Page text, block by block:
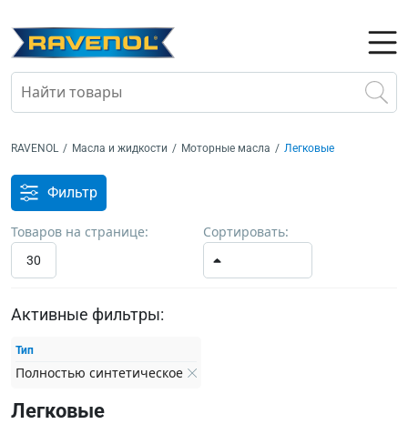
RAVENOL / Масла и жидкости / Моторные масла / Легковые
Фильтр
Товаров на странице:
30
Сортировать:
Активные фильтры:
Тип
Полностью синтетическое
Легковые